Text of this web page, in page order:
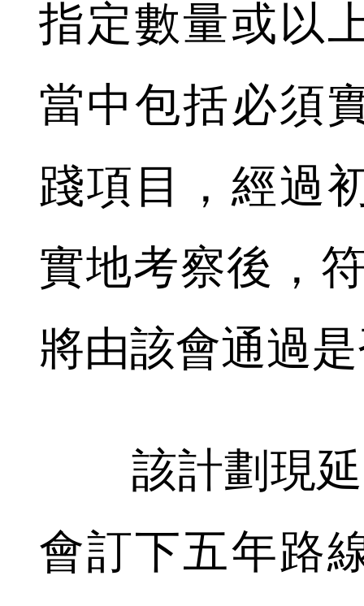
指定數量或以
當中包括必須
踐項目，經過
實地考察後，
將由該會通過
該計劃現延
會訂下五年路